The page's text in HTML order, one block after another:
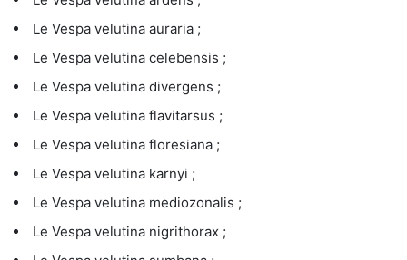
Le Vespa velutina auraria ;
Le Vespa velutina celebensis ;
Le Vespa velutina divergens ;
Le Vespa velutina flavitarsus ;
Le Vespa velutina floresiana ;
Le Vespa velutina karnyi ;
Le Vespa velutina mediozonalis ;
Le Vespa velutina nigrithorax ;